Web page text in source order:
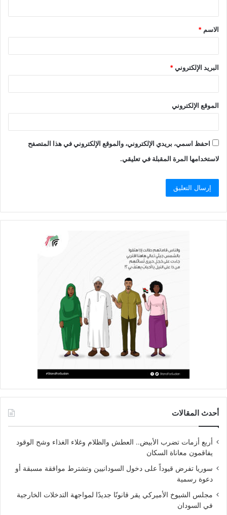
الاسم *
البريد الإلكتروني*
الموقع الإلكتروني
احفظ اسمي، بريدي الإلكتروني، والموقع الإلكتروني في هذا المتصفح
لاستخدامها المرة المقبلة في تعليقي.
أحدث المقالات
أربع أزمات تضرب الأبيض.. العطش والظلام وغلاء الغذاء وشح الوقود
يفاقمون معاناة السكان
سوريا تفرض قيوداً على دخول السودانيين وتشترط موافقة مسبقة أو
دعوة رسمية
مجلس الشيوخ الأميركي يقر قانونًا جديدًا لمواجهة التدخلات الخارجية
في السودان